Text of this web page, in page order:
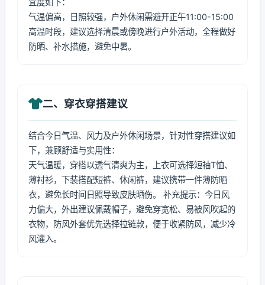
宜度如下：
气温偏高，日照较强，户外休闲需避开正午11:00-15:00
高温时段，建议选择清晨或傍晚进行户外活动，全程做好
防晒、补水措施，避免中暑。
二、穿衣穿搭建议
结合今日气温、风力及户外休闲场景，针对性穿搭建议如
下，兼顾舒适与实用性：
天气温暖，穿搭以透气清爽为主，上衣可选择短袖T恤、
薄衬衫，下装搭配短裤、休闲裤，建议携带一件薄防晒
衣，避免长时间日照导致皮肤晒伤。 补充提示：今日风
力偏大，外出建议佩戴帽子，避免穿宽松、易被风吹起的
衣物，防风外套优先选择拉链款，便于收紧防风，减少冷
风灌入。